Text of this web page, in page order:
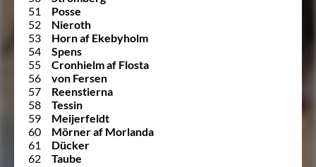
51
Posse
52
Nieroth
53
Horn af Ekebyholm
54
Spens
55
Cronhielm af Flosta
56
von Fersen
57
Reenstierna
58
Tessin
59
Meijerfeldt
60
Mörner af Morlanda
61
Dücker
62
Taube